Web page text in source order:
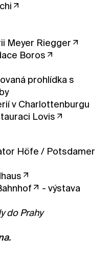
Meyer Riegger
Boros
prohlídka s
v Charlottenburgu
Lovis
Höfe / Potsdamer
- výstava
do Prahy